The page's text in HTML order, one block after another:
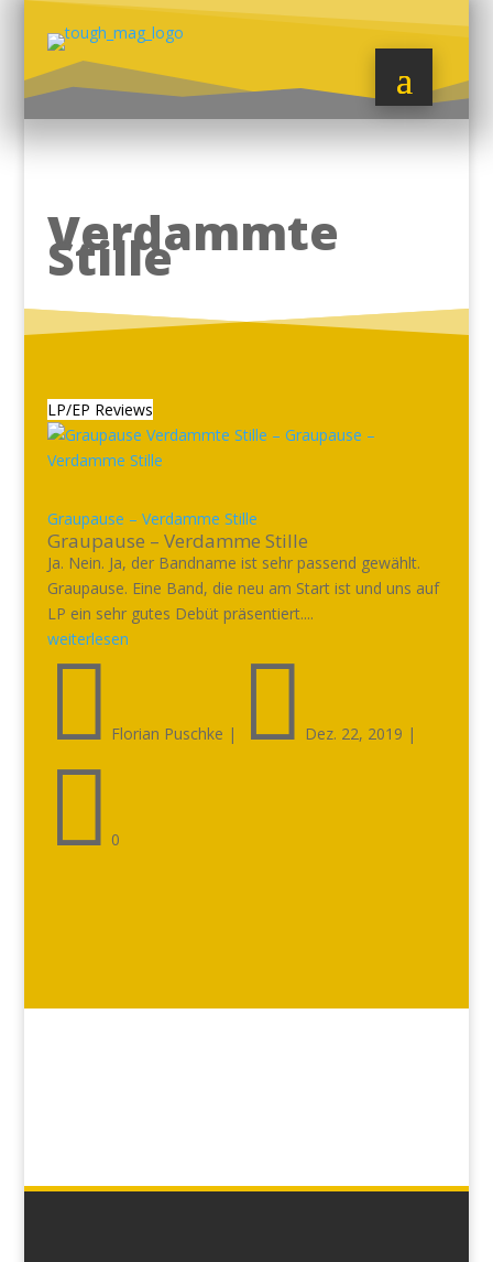
Verdammte
Stille
LP/EP Reviews
Graupause – Verdamme Stille
Graupause – Verdamme Stille
Ja. Nein. Ja, der Bandname ist sehr passend gewählt.
Graupause. Eine Band, die neu am Start ist und uns auf
LP ein sehr gutes Debüt präsentiert....
weiterlesen
 Florian Puschke |  Dez. 22, 2019 |
 0